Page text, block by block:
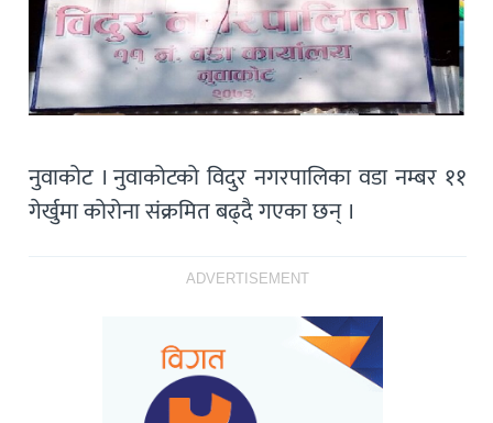
नुवाकोट । नुवाकोटको विदुर नगरपालिका वडा नम्बर ११
गेर्खुमा कोरोना संक्रमित बढ्दै गएका छन् ।
ADVERTISEMENT